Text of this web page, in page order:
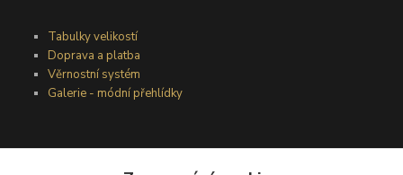
Tabulky velikostí
Doprava a platba
Věrnostní systém
Galerie - módní přehlídky